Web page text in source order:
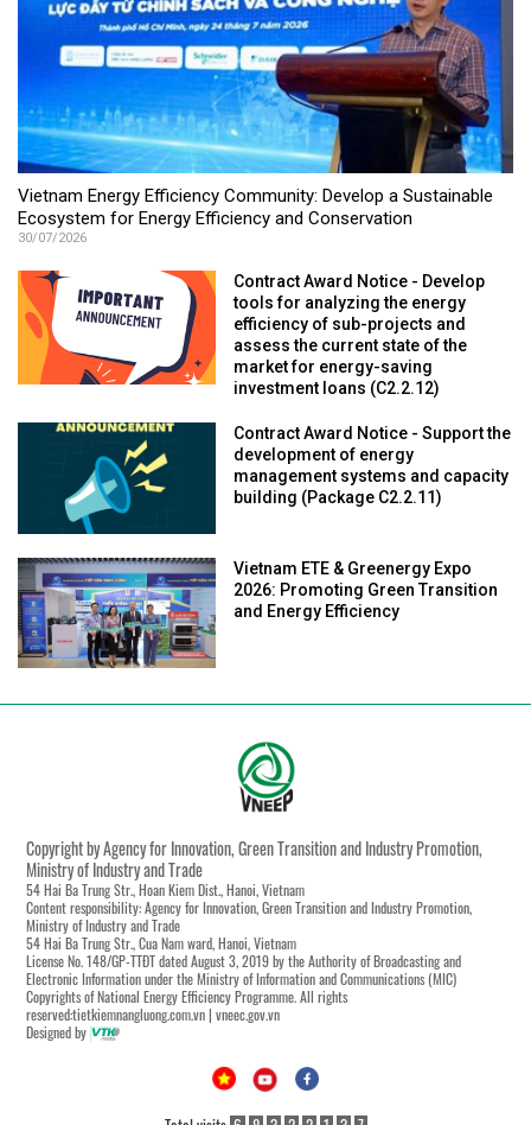
Vietnam Energy Efficiency Community: Develop a Sustainable
Ecosystem for Energy Efficiency and Conservation
30/07/2026
Contract Award Notice - Develop
tools for analyzing the energy
efficiency of sub-projects and
assess the current state of the
market for energy-saving
investment loans (C2.2.12)
Contract Award Notice - Support the
development of energy
management systems and capacity
building (Package C2.2.11)
Vietnam ETE & Greenergy Expo
2026: Promoting Green Transition
and Energy Efficiency
Copyright by Agency for Innovation, Green Transition and Industry Promotion,
Ministry of Industry and Trade
54 Hai Ba Trung Str., Hoan Kiem Dist., Hanoi, Vietnam
Content responsibility: Agency for Innovation, Green Transition and Industry Promotion,
Ministry of Industry and Trade
54 Hai Ba Trung Str., Cua Nam ward, Hanoi, Vietnam
License No. 148/GP-TTĐT dated August 3, 2019 by the Authority of Broadcasting and
Electronic Information under the Ministry of Information and Communications (MIC)
Copyrights of National Energy Efficiency Programme. All rights
reserved:tietkiemnangluong.com.vn | vneec.gov.vn
Designed by